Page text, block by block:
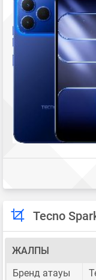
Tecno
ЖАЛПЫ
Бренд атауы